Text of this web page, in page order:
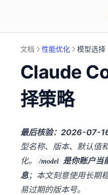
文档 性能优化 模型选择
Claude
择策略
最后核验：2026-07-16
型名称、版本、默认值
化。
/model 是你账户当
息；本文刻意使用长期
易过期的版本号。